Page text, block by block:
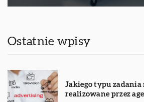
Ostatnie wpisy
Jakiego typu zadania
realizowane przez